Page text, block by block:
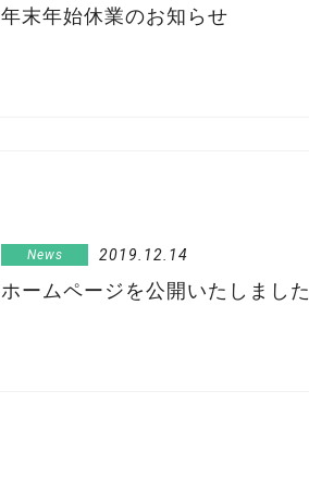
年末年始休業のお知らせ
News 2019.12.14
ホームページを公開いたしました